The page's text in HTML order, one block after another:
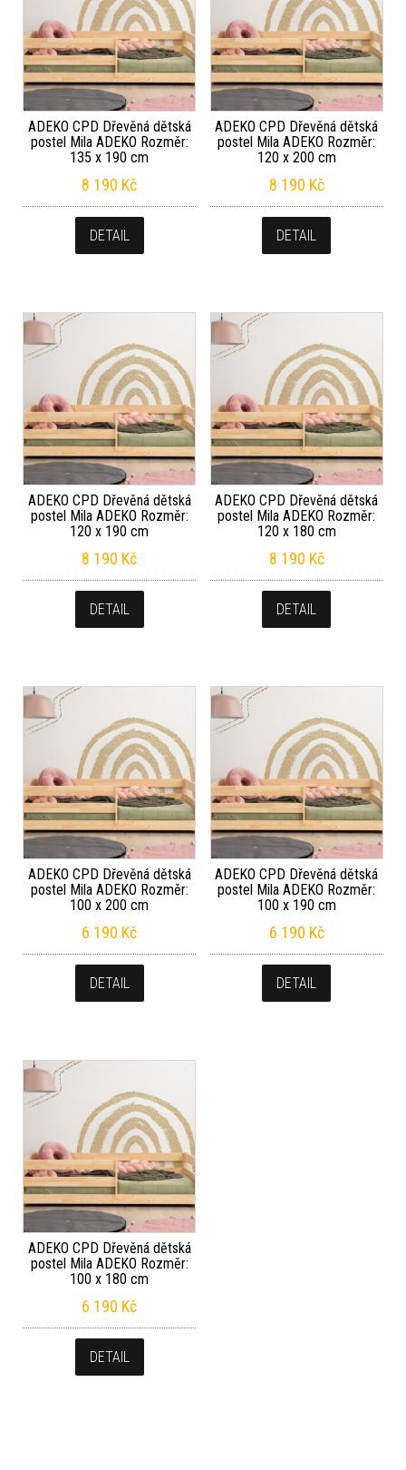
ADEKO CPD Dřevěná dětská
postel Mila ADEKO Rozměr:
135 x 190 cm
8 190 Kč
DETAIL
ADEKO CPD Dřevěná dětská
postel Mila ADEKO Rozměr:
120 x 200 cm
8 190 Kč
DETAIL
ADEKO CPD Dřevěná dětská
postel Mila ADEKO Rozměr:
120 x 190 cm
8 190 Kč
DETAIL
ADEKO CPD Dřevěná dětská
postel Mila ADEKO Rozměr:
120 x 180 cm
8 190 Kč
DETAIL
ADEKO CPD Dřevěná dětská
postel Mila ADEKO Rozměr:
100 x 200 cm
6 190 Kč
DETAIL
ADEKO CPD Dřevěná dětská
postel Mila ADEKO Rozměr:
100 x 190 cm
6 190 Kč
DETAIL
ADEKO CPD Dřevěná dětská
postel Mila ADEKO Rozměr:
100 x 180 cm
6 190 Kč
DETAIL